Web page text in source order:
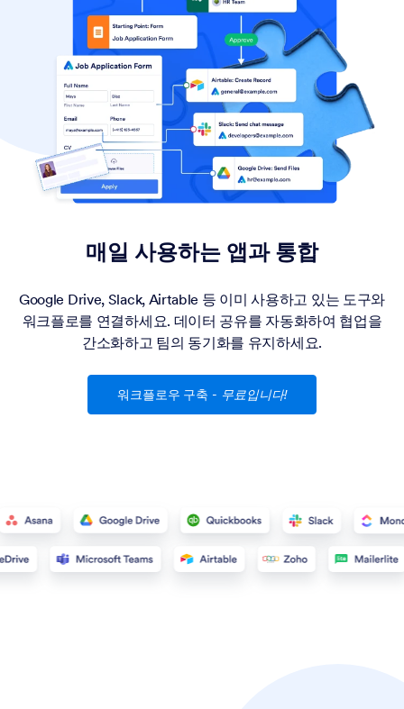
매일 사용하는 앱과 통합
Google Drive, Slack, Airtable 등 이미 사용하고 있는 도구와
워크플로를 연결하세요. 데이터 공유를 자동화하여 협업을
간소화하고 팀의 동기화를 유지하세요.
워크플로우 구축 - 무료입니다!